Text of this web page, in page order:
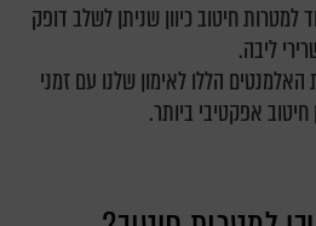
חיטוב כיוון שניתן לשלב דופק
ליבה.
הללו לאימון שלנו עם זמני
חיטוב אפקטיבי ביותר.